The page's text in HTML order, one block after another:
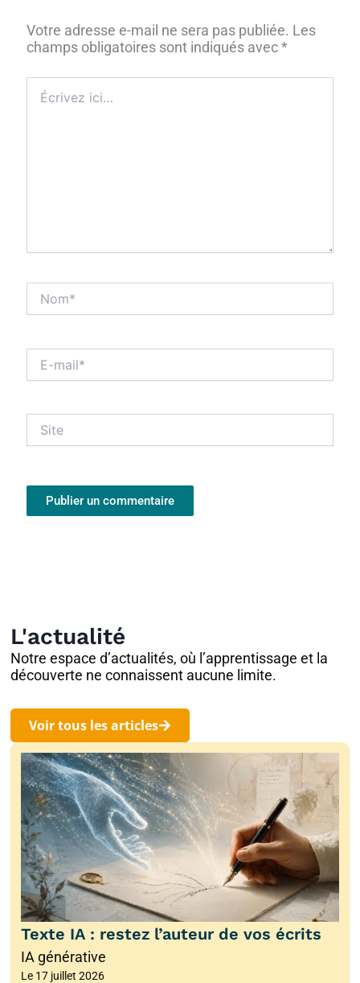
Votre adresse e-mail ne sera pas publiée. Les
champs obligatoires sont indiqués avec*
ici…
mail*
L'actualité
Notre espace d’actualités, où l’apprentissage et la
découverte ne connaissent aucune limite.
Voir tous les articles
Texte IA : restez l’auteur de vos écrits
IA générative
Le 17 juillet 2026